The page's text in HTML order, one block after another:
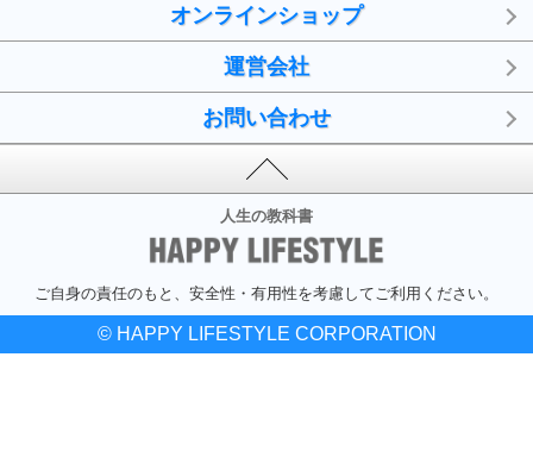
オンラインショップ
運営会社
お問い合わせ
人生の教科書
ご自身の責任のもと、安全性・有用性を考慮してご利用ください。
© HAPPY LIFESTYLE CORPORATION